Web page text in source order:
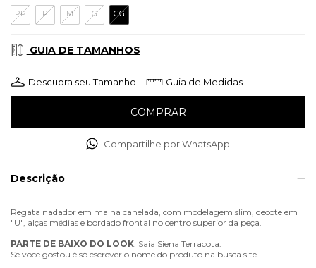
PP P M G GG
GUIA DE TAMANHOS
Descubra seu Tamanho Guia de Medidas
Compartilhe por WhatsApp
Descrição
Regata nadador em malha canelada, com modelagem slim, decote em
"U", alças médias e bordado frontal no centro superior da peça.
PARTE DE BAIXO DO LOOK: Saia Siena Terracota.
Se você gostou é só escrever o nome do produto na busca site.